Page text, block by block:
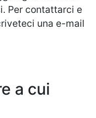
Per contattarci e
una e-mail
a cui